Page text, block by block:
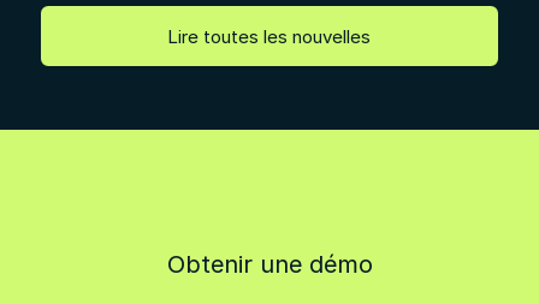
Lire toutes les nouvelles
Obtenir une démo